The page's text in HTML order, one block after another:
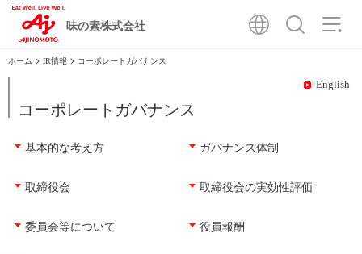
味の素株式会社
English
IR情報 コーポレートガバナンス
コーポレートガバナンス
基本的な考え方 ガバナンス体制
取締役会 取締役会の実効性評価
委員会等について 役員報酬